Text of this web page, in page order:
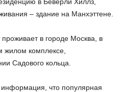
– здание на Манхэттене.
проживает в городе Москва, в
жилом комплексе,
Садового кольца.
что популярная